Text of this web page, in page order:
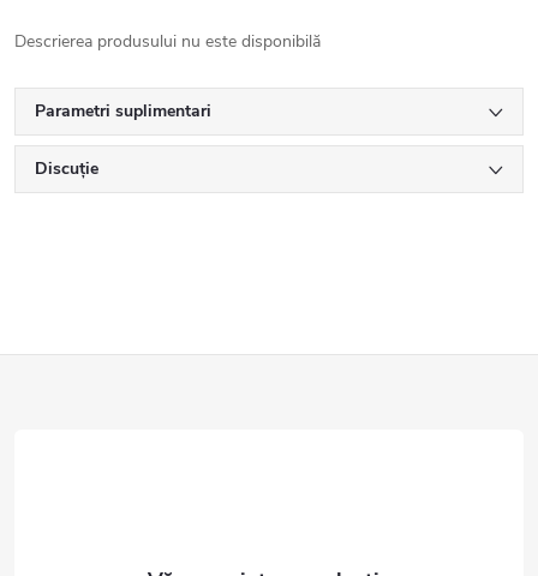
Descrierea produsului nu este disponibilă
Parametri suplimentari
Discuţie